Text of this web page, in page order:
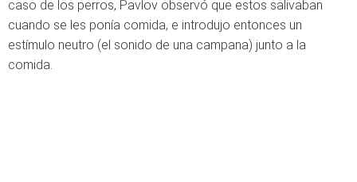
caso de los perros, Pavlov observó que estos salivaban
cuando se les ponía comida, e introdujo entonces un
estímulo neutro (el sonido de una campana) junto a la
comida.